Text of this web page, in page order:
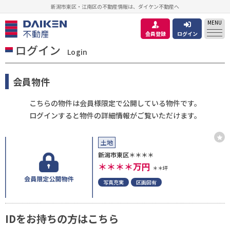
新潟市東区・江南区の不動産情報は、ダイケン不動産へ
会員登録 ログイン
MENU
ログイン Login
会員物件
こちらの物件は会員様限定で公開している物件です。
ログインすると物件の詳細情報がご覧いただけます。
土地
新潟市東区＊＊＊＊
＊＊＊＊万円 ＊＊坪
写真充実
区画図有
IDをお持ちの方はこちら